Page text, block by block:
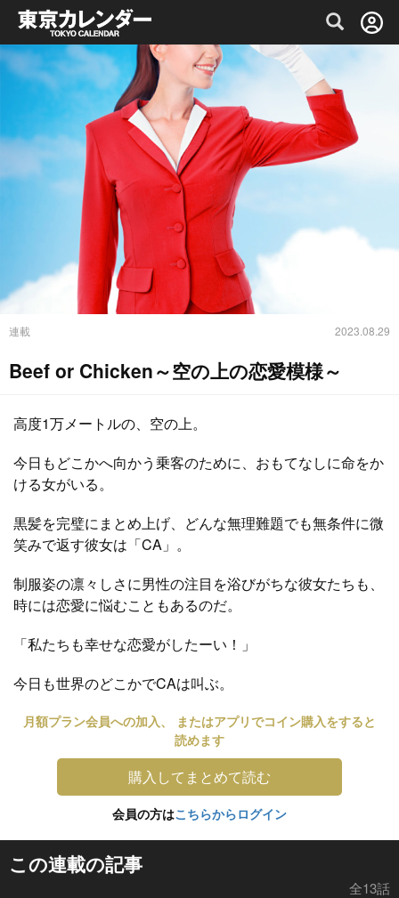
グルメ情報・プレミアムレストラン予約
連載 2023.08.29
Beef or Chicken～空の上の恋愛模様～
高度1万メートルの、空の上。
今日もどこかへ向かう乗客のために、おもてなしに命をか
ける女がいる。
黒髪を完璧にまとめ上げ、どんな無理難題でも無条件に微
笑みで返す彼女は「CA」。
制服姿の凛々しさに男性の注目を浴びがちな彼女たちも、
時には恋愛に悩むこともあるのだ。
「私たちも幸せな恋愛がしたーい！」
今日も世界のどこかでCAは叫ぶ。
月額プラン会員への加入、 またはアプリでコイン購入をすると
読めます
購入してまとめて読む
会員の方はこちらからログイン
この連載の記事
全13話